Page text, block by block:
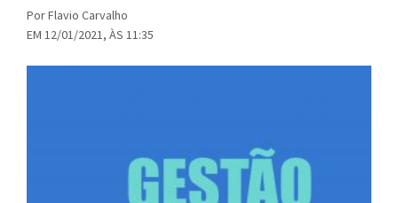
Por Flavio Carvalho
EM 12/01/2021, ÀS 11:35